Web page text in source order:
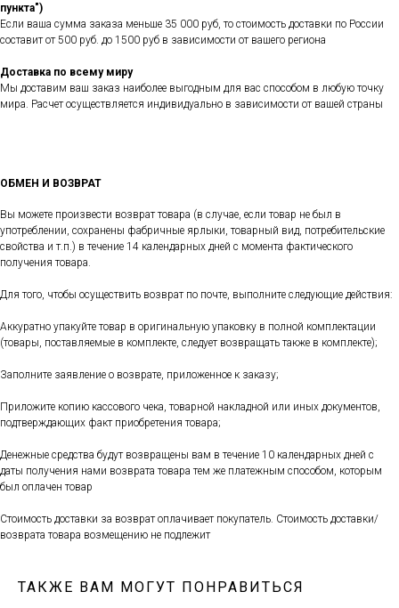
пункта")
Если ваша сумма заказа меньше 35 000 руб, то стоимость доставки по России
составит от 500 руб. до 1500 руб в зависимости от вашего региона
Доставка по всему миру
Мы доставим ваш заказ наиболее выгодным для вас способом в любую точку
мира. Расчет осуществляется индивидуально в зависимости от вашей страны
ОБМЕН И ВОЗВРАТ
Вы можете произвести возврат товара (в случае, если товар не был в
употреблении, сохранены фабричные ярлыки, товарный вид, потребительские
свойства и т.п.) в течение 14 календарных дней с момента фактического
получения товара.
Для того, чтобы осуществить возврат по почте, выполните следующие действия:
Аккуратно упакуйте товар в оригинальную упаковку в полной комплектации
(товары, поставляемые в комплекте, следует возвращать также в комплекте);
Заполните заявление о возврате, приложенное к заказу;
Приложите копию кассового чека, товарной накладной или иных документов,
подтверждающих факт приобретения товара;
Денежные средства будут возвращены вам в течение 10 календарных дней с
даты получения нами возврата товара тем же платежным способом, которым
был оплачен товар
Стоимость доставки за возврат оплачивает покупатель. Стоимость доставки/
возврата товара возмещению не подлежит
ТАКЖЕ ВАМ МОГУТ ПОНРАВИТЬСЯ